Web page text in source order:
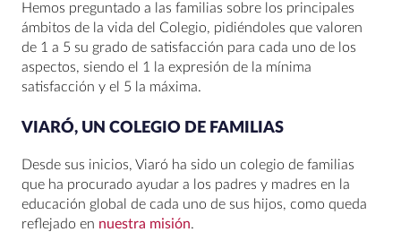
Hemos preguntado a las familias sobre los principales
ámbitos de la vida del Colegio, pidiéndoles que valoren
de 1 a 5 su grado de satisfacción para cada uno de los
aspectos, siendo el 1 la expresión de la mínima
satisfacción y el 5 la máxima.
VIARÓ, UN COLEGIO DE FAMILIAS
Desde sus inicios, Viaró ha sido un colegio de familias
que ha procurado ayudar a los padres y madres en la
educación global de cada uno de sus hijos, como queda
reflejado en nuestra misión.